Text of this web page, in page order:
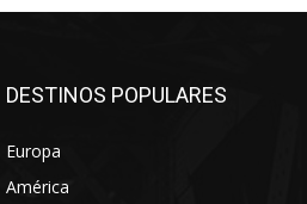
DESTINOS POPULARES
Europa
América